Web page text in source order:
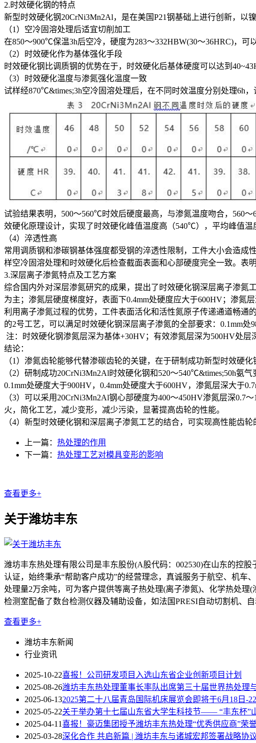
2.时效硬化钢的特点
新型时效硬化钢20CrNi3Mn2Al，是在美国P21钢基础上进行创新，以
（1）空冷固溶处理后适宜切削加工
在850～900℃保温3h后空冷，硬度为283～332HBW(30～36HRC)，
（2）时效硬化作为基体强化手段
时效硬化钢比调质钢的优势在于，时效硬化后基体硬度可以达到
（3）时效硬化温度与渗氮强化温度一致
试样经870℃&times;3h空冷固溶处理后，在不同时效温度分别处理6h，
试验结果表明，500～560℃时效后硬度最高，与渗氮温度吻合，560
效硬化原理设计，实现了时效硬化峰值温度高（540℃），平均峰值温
（4）淬透性高
常用调质钢和渗碳钢基体强度都受钢的淬透性限制，工件大小会造成
样空冷固溶处理和时效硬化后检查截面表面和心部硬度完全一致。表
3.深层离子渗氮特点及工艺方案
综合国内外对深层渗氮研究的成果，提出了时效硬化钢深层离子渗氮
为主；渗氮层硬度梯度好，表面下0.4mm处硬度应大于600HV；渗氮
利用离子渗氮过程的优势，工件表面活化和活性氮原子传递通道畅通
的2号工艺，可以满足时效硬化钢深层离子渗氮的全部要求：0.1mm处
注：时效硬化钢渗氮层深为基体+30HV；有效渗氮层深为500HV处层
结论：
（1）渗氮齿轮能够代替渗碳齿轮的关键，在于研制成功新型时效硬
（2）研制成功20CrNi3Mn2Al时效硬化钢和520～540℃&times;50h
0.1mm处硬度大于900HV，0.4mm处硬度大于600HV，渗氮层深大于
（3）可以采用20CrNi3Mn2Al钢心部硬度为400～450HV渗氮层深
火，简化工艺，减少变形，减少污染，显著提高齿轮的性能。
（4）新型时效硬化钢和深层离子渗氮工艺的结合，可实现高性能齿
上一篇： 热处理的作用
下一篇： 热处理工艺对模具变形的影响
查看更多+
关于潍坊丰东
潍坊丰东热处理有限公司是丰东股份(A股代码：002530)在山东的控
认证，始终秉承“帮助客户成功”的经营理念，真诚服务于航空、机车
处理量2万余吨，可为客户提供等离子热处理(离子渗氮)、化学热处
检测室配备了数台检测仪器及辅助设备，如法国PRESI自动切割机、自
查看更多+
潍坊丰东新闻
行业资讯
2025-10-22喜报！公司研发项目入选山东省企业创新项目计划
2025-08-26潍坊丰东热处理董事长率队出席第三十届世界热处理
2025-06-132025第二十八届青岛国际机床展览会即将于6月18日-
2025-05-22关于举办第十七届山东省大学生科技节—— “丰东杯”
2025-04-11喜报！豪迈集团授予潍坊丰东热处理“优秀供应商”荣
2025-03-28深化合作 共启新篇 | 潍坊丰东与诸城宏邦签署战略协